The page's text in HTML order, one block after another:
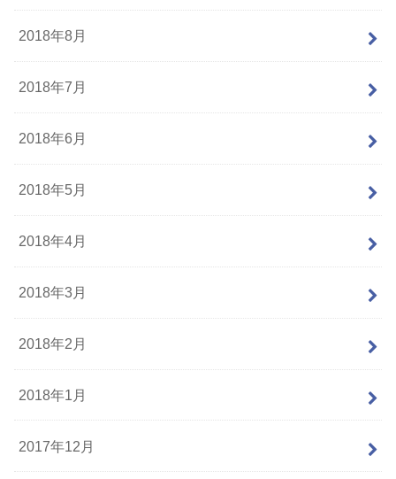
2018年8月
2018年7月
2018年6月
2018年5月
2018年4月
2018年3月
2018年2月
2018年1月
2017年12月